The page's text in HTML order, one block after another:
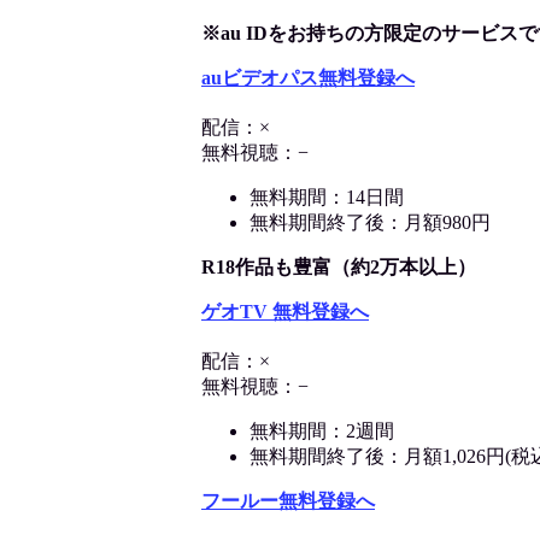
※au IDをお持ちの方限定のサービス
auビデオパス無料登録へ
配信：×
無料視聴：−
無料期間：14日間
無料期間終了後：月額980円
R18作品も豊富（約2万本以上）
ゲオTV 無料登録へ
配信：×
無料視聴：−
無料期間：2週間
無料期間終了後：月額1,026円(税
フールー無料登録へ